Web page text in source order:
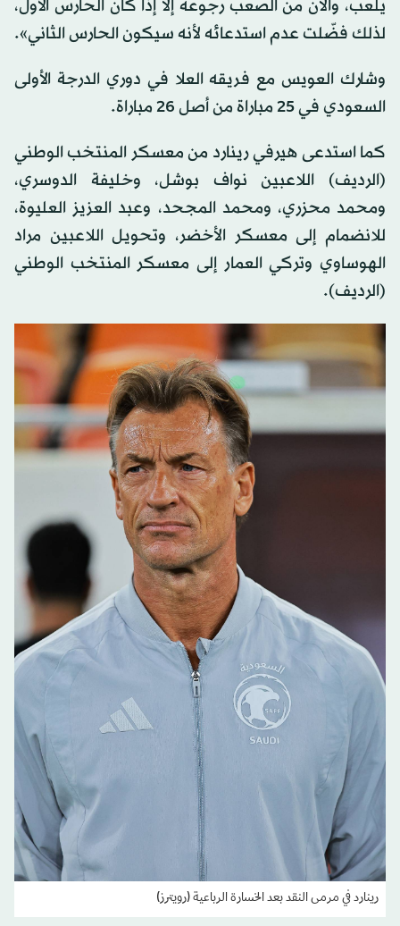
يلعب، والآن من الصعب رجوعه إلا إذا كان الحارس الأول،
لذلك فضّلت عدم استدعائه لأنه سيكون الحارس الثاني».
وشارك العويس مع فريقه العلا في دوري الدرجة الأولى
السعودي في 25 مباراة من أصل 26 مباراة.
كما استدعى هيرفي رينارد من معسكر المنتخب الوطني
(الرديف) اللاعبين نواف بوشل، وخليفة الدوسري،
ومحمد محزري، ومحمد المجحد، وعبد العزيز العليوة،
للانضمام إلى معسكر الأخضر، وتحويل اللاعبين مراد
الهوساوي وتركي العمار إلى معسكر المنتخب الوطني
(الرديف).
رينارد في مرمى النقد بعد الخسارة الرباعية (رويترز)